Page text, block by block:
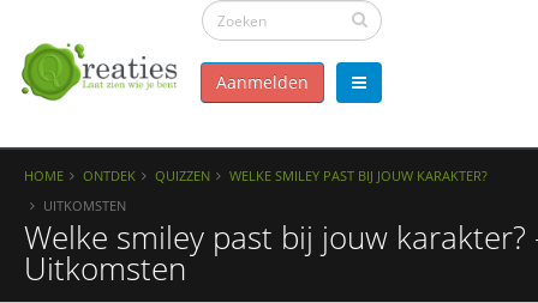
Aanmelden
HOME ONTDEK QUIZZEN
WELKE SMILEY PAST BIJ JOUW KARAKTER?
UITKOMSTEN
Welke smiley past bij jouw karakter?
Uitkomsten